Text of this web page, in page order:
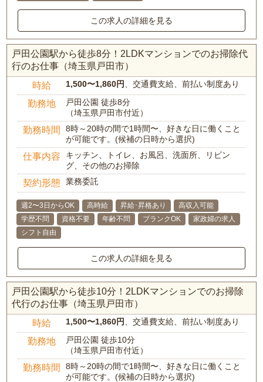
この求人の詳細を見る
戸田公園駅から徒歩8分！2LDKマンションでのお掃除代
行のお仕事（埼玉県戸田市）
時給 1,500〜1,860円、交通費支給、前払い制度あり
勤務地
戸田公園 徒歩8分
（埼玉県戸田市付近）
勤務時間
8時～20時の間で1時間〜、好きな日に働くこと
が可能です。(候補の日時から選択)
仕事内容
キッチン、トイレ、お風呂、洗面所、リビン
グ、その他のお掃除
契約形態 業務委託
週2〜3日からOK 高時給 昇給･昇格あり
高収入可能
学歴不問
資格不要 年齢不問 ブランクOK
家政婦の求人
シフト自由
この求人の詳細を見る
戸田公園駅から徒歩10分！2LDKマンションでのお掃除
代行のお仕事（埼玉県戸田市）
時給 1,500〜1,860円、交通費支給、前払い制度あり
勤務地
戸田公園 徒歩10分
（埼玉県戸田市付近）
勤務時間
8時～20時の間で1時間〜、好きな日に働くこと
が可能です。(候補の日時から選択)